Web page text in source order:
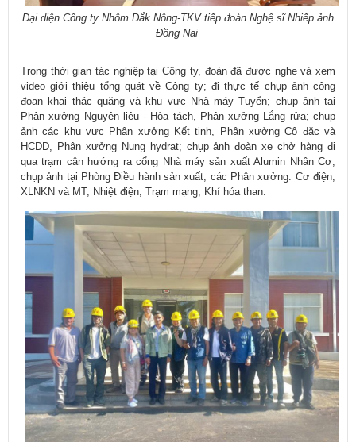
Đại diện Công ty Nhôm Đắk Nông-TKV​ tiếp đoàn Nghệ sĩ Nhiếp ảnh
Đồng Nai
Trong thời gian tác nghiệp tại Công ty, đoàn đã được nghe và xem
video giới thiệu tổng quát về Công ty; đi thực tế chụp ảnh công
đoạn khai thác quặng và khu vực Nhà máy Tuyển; chụp ảnh tại
Phân xưởng Nguyên liệu - Hòa tách, Phân xưởng Lắng rửa; chụp
ảnh các khu vực Phân xưởng Kết tinh, Phân xưởng Cô đặc và
HCDD, Phân xưởng Nung hydrat; chụp ảnh đoàn xe chở hàng đi
qua trạm cân hướng ra cổng Nhà máy sản xuất Alumin Nhân Cơ;
chụp ảnh tại Phòng Điều hành sản xuất, các Phân xưởng: Cơ điện,
XLNKN và MT, Nhiệt điện, Trạm mạng, Khí hóa than.